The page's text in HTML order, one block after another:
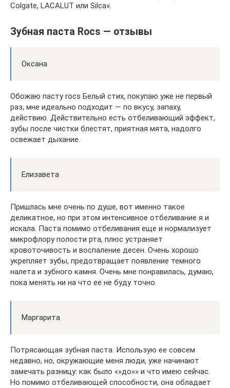
Сolgate, LACALUT или Silca».
Зубная паста Rocs — отзывы
Оксана
Обожаю пасту rocs Белый стих, покупаю уже не первый
раз, мне идеально подходит — по вкусу, запаху,
действию. Действительно есть отбеливающий эффект,
зубы после чистки блестят, приятная мята, надолго
освежает дыхание.
Елизавета
Пришлась мне очень по душе, вот именно такое
деликатное, но при этом интенсивное отбеливание я и
искала. Паста помимо отбеливания еще и нормализует
микрофлору полости рта, плюс устраняет
кровоточивость и воспаление десен. Очень хорошо
укрепляет зубы, предотвращает появление темного
налета и зубного камня. Очень мне понравилась, думаю,
пока менять ни на что ее не буду точно.
Маргарита
Потрясающая зубная паста. Использую ее совсем
недавно, но, окружающие меня люди, уже начинают
замечать разницу: как было «»до»» и что имею сейчас.
Но помимо отбеливающей способности, она обладает